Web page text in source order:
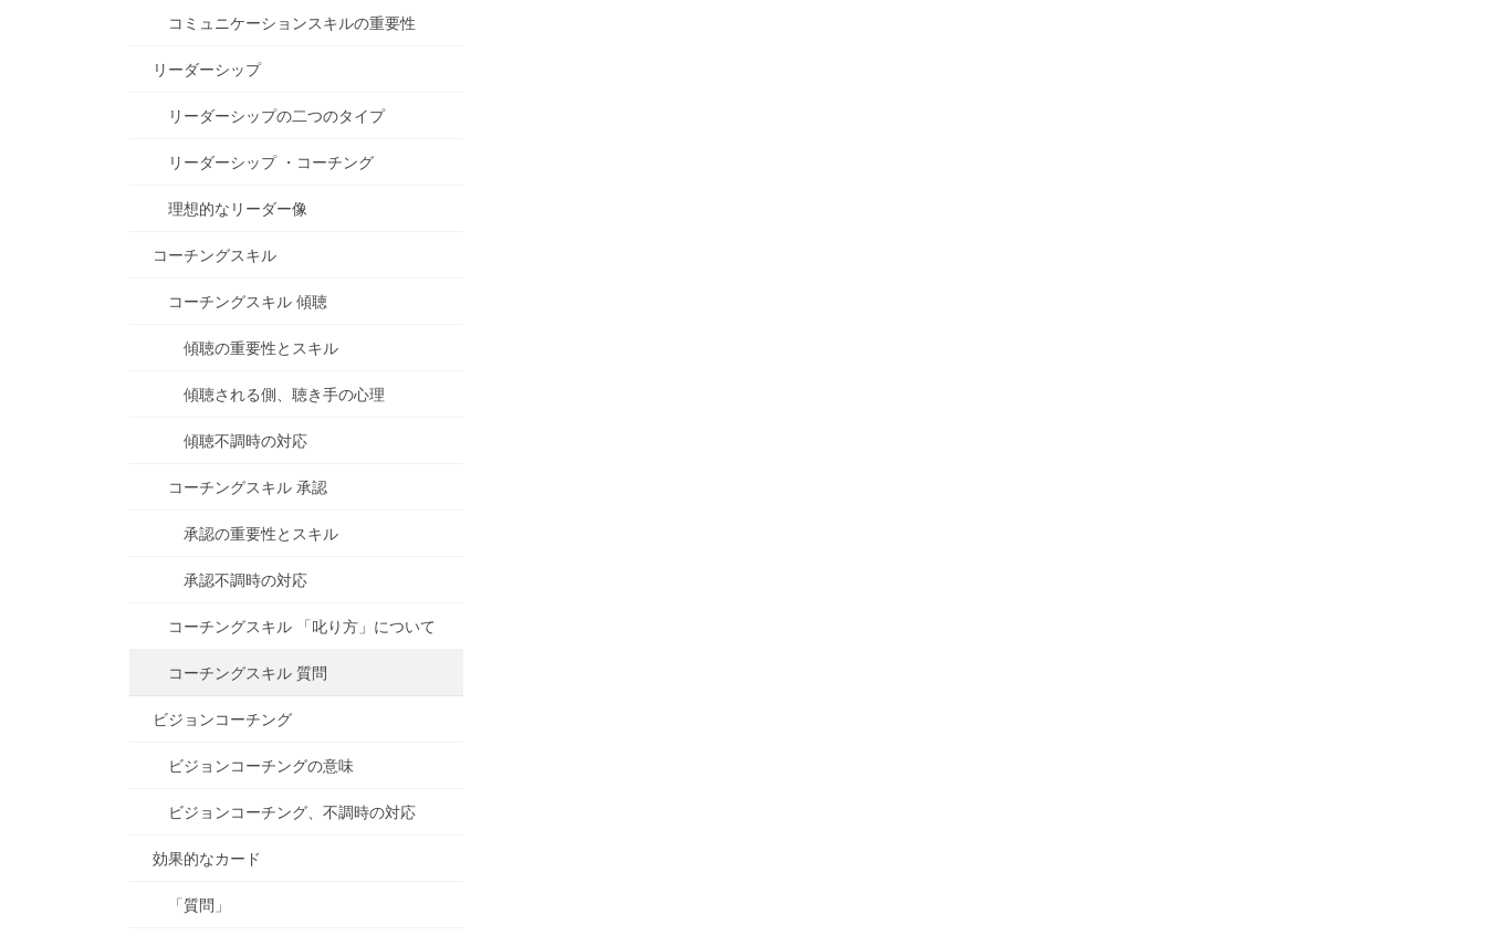
コミュニケーションスキルの重要性
リーダーシップ
リーダーシップの二つのタイプ
リーダーシップ ・コーチング
理想的なリーダー像
コーチングスキル
コーチングスキル 傾聴
傾聴の重要性とスキル
傾聴される側、聴き手の心理
傾聴不調時の対応
コーチングスキル 承認
承認の重要性とスキル
承認不調時の対応
コーチングスキル 「叱り方」について
コーチングスキル 質問
ビジョンコーチング
ビジョンコーチングの意味
ビジョンコーチング、不調時の対応
効果的なカード
「質問」